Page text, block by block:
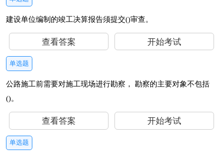
建设单位编制的竣工决算报告须提交()审查。
查看答案 开始考试
单选题
公路施工前需要对施工现场进行勘察， 勘察的主要对象不包括
()。
查看答案 开始考试
单选题